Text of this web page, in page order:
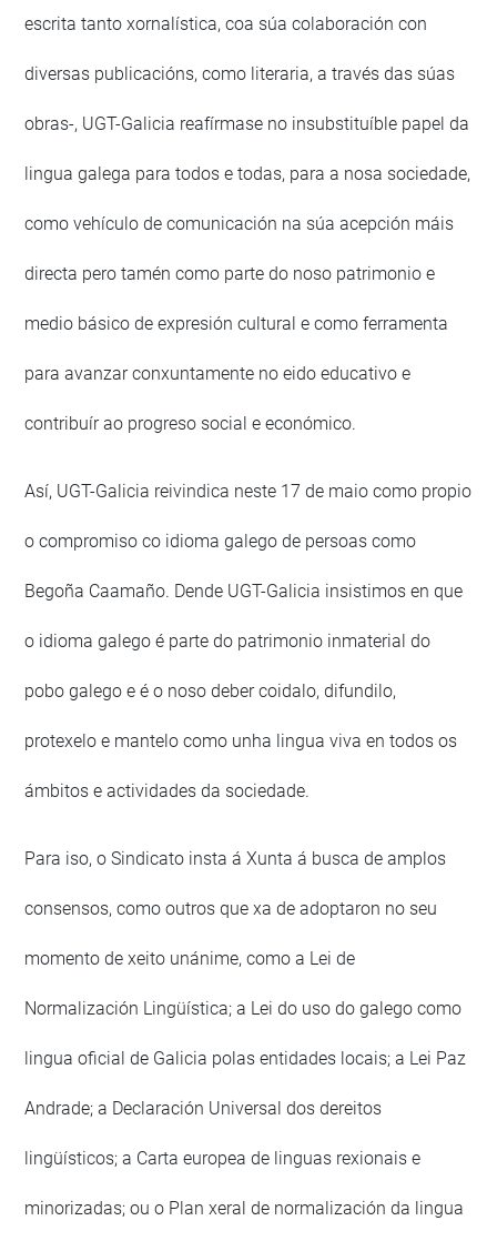
escrita tanto xornalística, coa súa colaboración con
diversas publicacións, como literaria, a través das súas
obras-, UGT-Galicia reafírmase no insubstituíble papel da
lingua galega para todos e todas, para a nosa sociedade,
como vehículo de comunicación na súa acepción máis
directa pero tamén como parte do noso patrimonio e
medio básico de expresión cultural e como ferramenta
para avanzar conxuntamente no eido educativo e
contribuír ao progreso social e económico.
Así, UGT-Galicia reivindica neste 17 de maio como propio
o compromiso co idioma galego de persoas como
Begoña Caamaño. Dende UGT-Galicia insistimos en que
o idioma galego é parte do patrimonio inmaterial do
pobo galego e é o noso deber coidalo, difundilo,
protexelo e mantelo como unha lingua viva en todos os
ámbitos e actividades da sociedade.
Para iso, o Sindicato insta á Xunta á busca de amplos
consensos, como outros que xa de adoptaron no seu
momento de xeito unánime, como a Lei de
Normalización Lingüística; a Lei do uso do galego como
lingua oficial de Galicia polas entidades locais; a Lei Paz
Andrade; a Declaración Universal dos dereitos
lingüísticos; a Carta europea de linguas rexionais e
minorizadas; ou o Plan xeral de normalización da lingua